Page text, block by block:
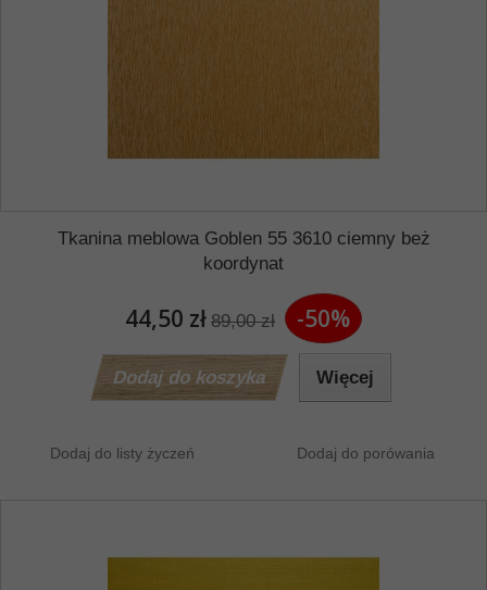
Tkanina meblowa Goblen 55 3610 ciemny beż
koordynat
44,50 zł 89,00 zł -50%
Dodaj do koszyka Więcej
Dodaj do listy życzeń Dodaj do porówania